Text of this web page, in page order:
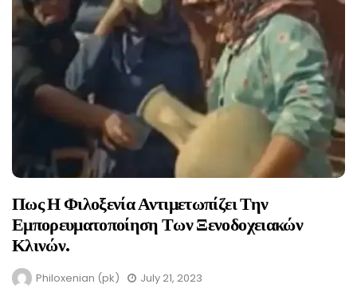
Πως Η Φιλοξενία Αντιμετωπίζει Την
Εμπορευματοποίηση Των Ξενοδοχειακών
Κλινών.
Philoxenian (pk) July 21, 2023